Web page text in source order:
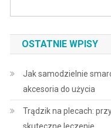
OSTATNIE WPISY
Jak samodzielnie
akcesoria do użycia
Trądzik na plecach: